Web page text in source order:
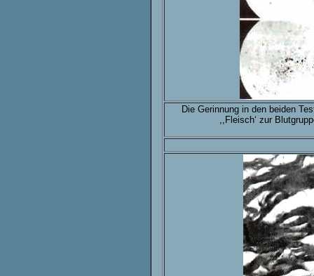
Die Gerinnung in den beiden
,,Fleisch‘ zur